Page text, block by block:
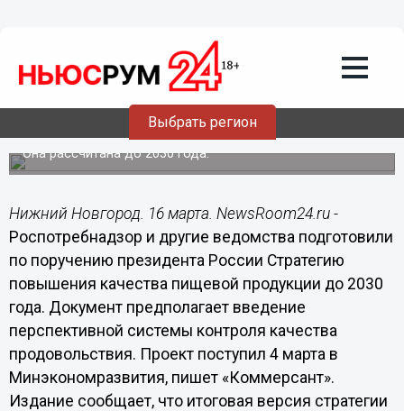
Выбрать регион
16.03.201609:07
В России появится Стратегия
повышения качества продовольствия
Она рассчитана до 2030 года.
Нижний Новгород. 16 марта. NewsRoom24.ru -
Роспотребнадзор и другие ведомства подготовили
по поручению президента России Стратегию
повышения качества пищевой продукции до 2030
года. Документ предполагает введение
перспективной системы контроля качества
продовольствия. Проект поступил 4 марта в
Минэкономразвития, пишет «Коммерсант».
Издание сообщает, что итоговая версия стратегии